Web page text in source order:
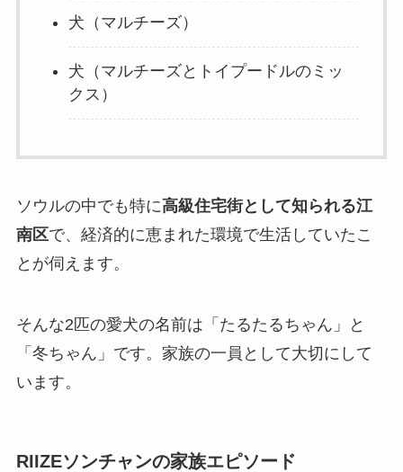
犬（マルチーズ）
犬（マルチーズとトイプードルのミッ
クス）
ソウルの中でも特に高級住宅街として知られる江
南区で、経済的に恵まれた環境で生活していたこ
とが伺えます。
そんな2匹の愛犬の名前は「たるたるちゃん」と
「冬ちゃん」です。家族の一員として大切にして
います。
RIIZEソンチャンの家族エピソード